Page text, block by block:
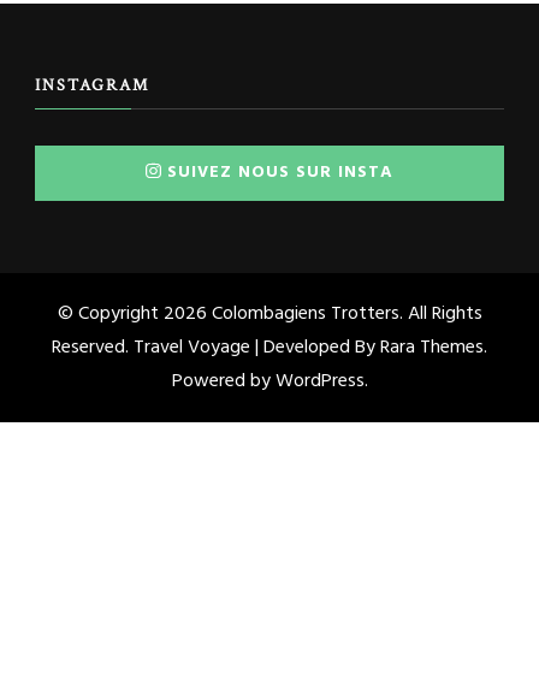
INSTAGRAM
SUIVEZ NOUS SUR INSTA
© Copyright 2026Colombagiens Trotters. All Rights
Reserved. Travel Voyage | Developed ByRara Themes.
Powered byWordPress.